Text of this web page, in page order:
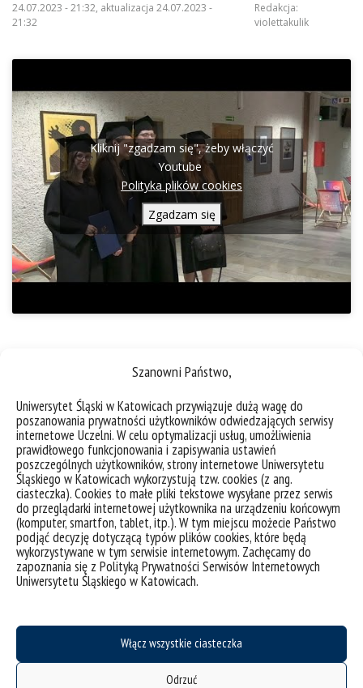
Szanowni Państwo,
Uniwersytet Śląski w Katowicach przywiązuje dużą wagę do
poszanowania prywatności użytkowników odwiedzających serwisy
internetowe Uczelni. W celu optymalizacji usług, umożliwienia
prawidłowego funkcjonowania i zapisywania ustawień
poszczególnych użytkowników, strony internetowe Uniwersytetu
Śląskiego w Katowicach wykorzystują tzw. cookies (z ang.
ciasteczka). Cookies to małe pliki tekstowe wysyłane przez serwis
do przeglądarki internetowej użytkownika na urządzeniu końcowym
(komputer, smartfon, tablet, itp.). W tym miejscu możecie Państwo
podjąć decyzję dotyczącą typów plików cookies, które będą
wykorzystywane w tym serwisie internetowym. Zachęcamy do
zapoznania się z Polityką Prywatności Serwisów Internetowych
Uniwersytetu Śląskiego w Katowicach.
Włącz wszystkie ciasteczka
Odrzuć
24.07.2023 - 21:32, aktualizacja 24.07.2023 -
21:32
Redakcja:
violettakulik
Kliknij "zgadzam się", żeby włączyć
Youtube
Polityka plików cookies
Zgadzam się
deklaracja dostępności
mapa strony
Wzory dokumentów
CINiBA